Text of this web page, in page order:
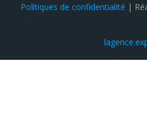
Politiques de confidentialité |